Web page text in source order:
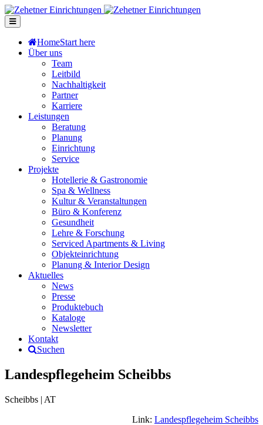
HomeStart here
Über uns
Team
Leitbild
Nachhaltigkeit
Partner
Karriere
Leistungen
Beratung
Planung
Einrichtung
Service
Projekte
Hotellerie & Gastronomie
Spa & Wellness
Kultur & Veranstaltungen
Büro & Konferenz
Gesundheit
Lehre & Forschung
Serviced Apartments & Living
Objekteinrichtung
Planung & Interior Design
Aktuelles
News
Presse
Produktebuch
Kataloge
Newsletter
Kontakt
Suchen
Landespflegeheim Scheibbs
Scheibbs | AT
Link: Landespflegeheim Scheibbs